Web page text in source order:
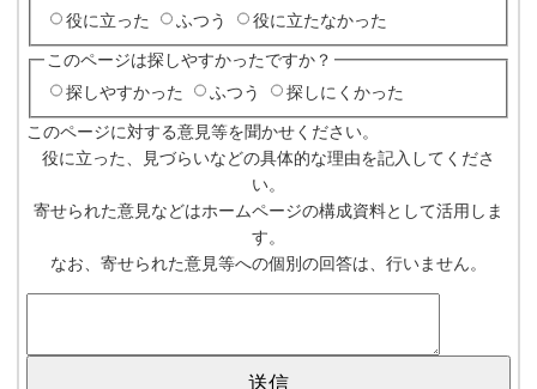
役に立った
ふつう 役に立たなかった
このページは探しやすかったですか？
探しやすかった
ふつう 探しにくかった
このページに対する意見等を聞かせください。
役に立った、見づらいなどの具体的な理由を記入してくださ
い。
寄せられた意見などはホームページの構成資料として活用しま
す。
なお、寄せられた意見等への個別の回答は、行いません。